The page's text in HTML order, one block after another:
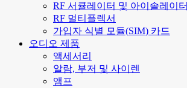
RF 서큘레이터 및 아이솔레이터
RF 멀티플렉서
가입자 식별 모듈(SIM) 카드
오디오 제품
액세서리
알람, 부저 및 사이렌
앰프